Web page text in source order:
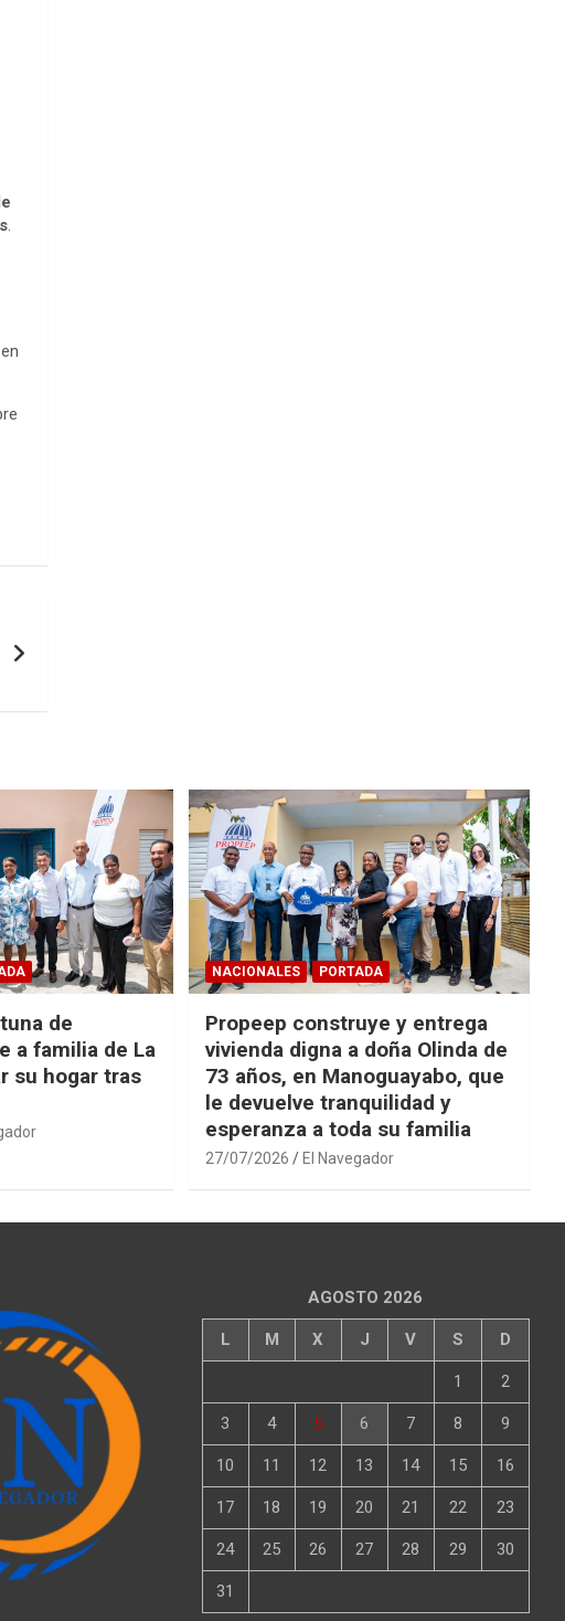
.
de
a familia de La
su hogar tras
NACIONALES PORTADA
Propeep construye y entrega
vivienda digna a doña Olinda de
73 años, en Manoguayabo, que
le devuelve tranquilidad y
esperanza a toda su familia
27/07/2026 El Navegador
AGOSTO 2026
L M X J V S D
1 2
3 4 5 6 7 8 9
10 11 12 13 14 15 16
17 18 19 20 21 22 23
24 25 26 27 28 29 30
31